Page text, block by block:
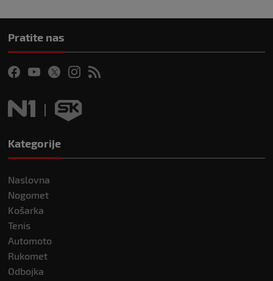
Pratite nas
Kategorije
Naslovna
Nogomet
Košarka
Tenis
Automoto
Rukomet
Odbojka